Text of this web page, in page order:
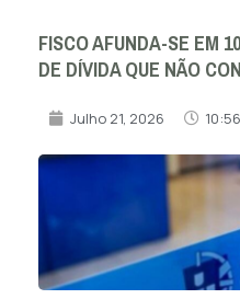
FISCO AFUNDA-SE EM
DE DÍVIDA QUE NÃO
Julho 21, 2026 10:56